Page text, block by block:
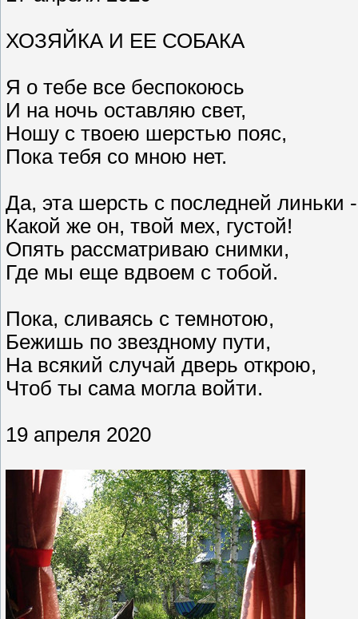
ХОЗЯЙКА И ЕЕ СОБАКА
Я о тебе все беспокоюсь
И на ночь оставляю свет,
Ношу с твоею шерстью пояс,
Пока тебя со мною нет.
Да, эта шерсть с последней линьки -
Какой же он, твой мех, густой!
Опять рассматриваю снимки,
Где мы еще вдвоем с тобой.
Пока, сливаясь с темнотою,
Бежишь по звездному пути,
На всякий случай дверь открою,
Чтоб ты сама могла войти.
19 апреля 2020